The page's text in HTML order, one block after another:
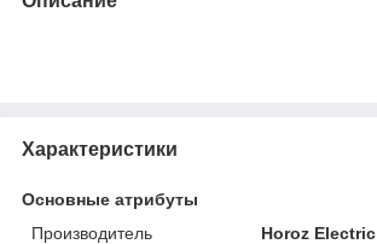
Характеристики
Основные атрибуты
Производитель
Horoz Electric